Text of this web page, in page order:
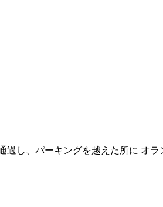
し、パーキングを越えた所に オラ